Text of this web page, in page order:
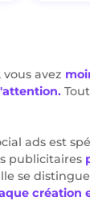
vous avez
ads est
publicitaires
se
création